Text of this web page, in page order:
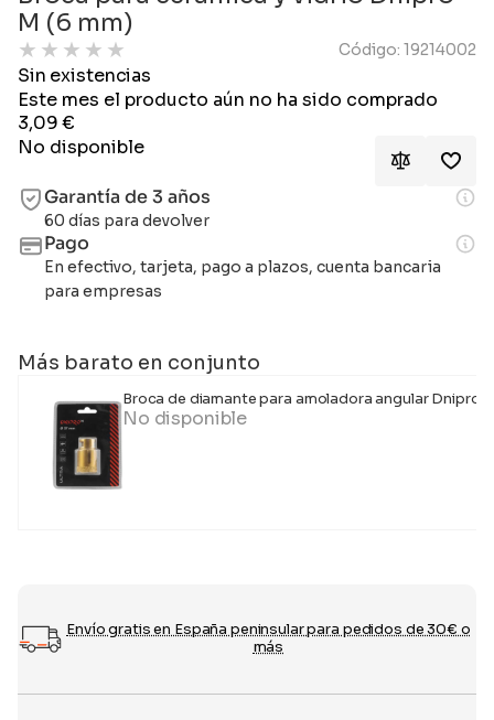
M (6 mm)
★ ★ ★ ★ ★ Código: 19214002
Sin existencias
Este mes el producto aún no ha sido comprado
3,09€
No disponible
Garantía de 3 años
60 días para devolver
Pago
En efectivo, tarjeta, pago a plazos, cuenta bancaria
para empresas
Más barato en conjunto
Broca de diamante para amoladora angular Dnipro-
No disponible
Envío gratis en España peninsular para pedidos de 30€ o
más